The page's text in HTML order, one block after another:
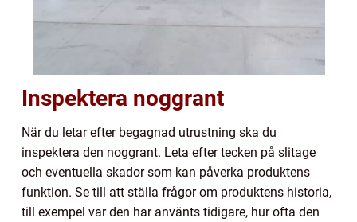
Inspektera noggrant
När du letar efter begagnad utrustning ska du
inspektera den noggrant. Leta efter tecken på slitage
och eventuella skador som kan påverka produktens
funktion. Se till att ställa frågor om produktens historia,
till exempel var den har använts tidigare, hur ofta den